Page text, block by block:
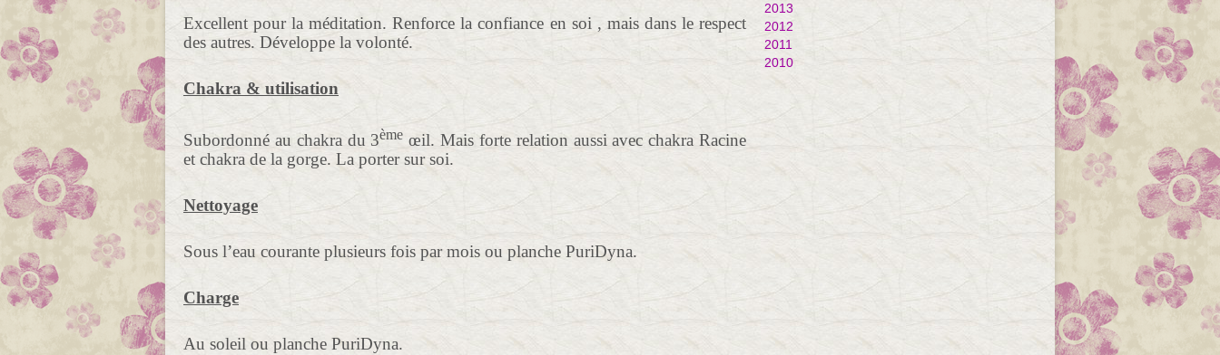
Excellent pour la méditation. Renforce la confiance en soi , mais dans le respect
des autres. Développe la volonté.
Chakra & utilisation
Subordonné au chakra du 3ème œil. Mais forte relation aussi avec chakra Racine
et chakra de la gorge. La porter sur soi.
Nettoyage
Sous l’eau courante plusieurs fois par mois ou planche PuriDyna.
Charge
Au soleil ou planche PuriDyna.
2013
2012
2011
2010